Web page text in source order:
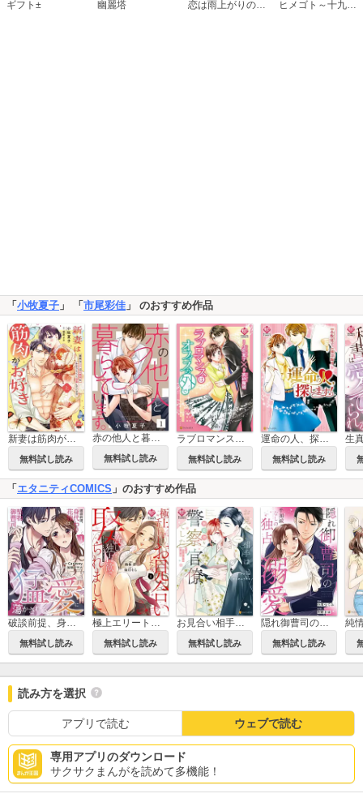
ギフト± 幽麗塔 ヒメゴト～十九歳の制服～
「小牧夏子 」 「市尾彩佳 」 のおすすめ作品
新妻は筋肉がお好き 寡黙なSPはお嬢様をわかりにくく溺愛しています【単行本版】【電子限定ペーパー付】
無料試し読み
赤の他人と暮らしています。
無料試し読み
ラブロマンスはオフィスの外で
無料試し読み
運命の人、探します！
無料試し読み
「 エタニティCOMICS 」のおすすめ作品
破談前提、身代わり花嫁は堅物御曹司の猛愛に蕩かされる
無料試し読み
極上エリートとお見合いしたら、激しい独占欲で娶られました 俺様上司と性癖が一致しています
無料試し読み
お見合い相手は無愛想な警察官僚でした 誤解まみれの溺愛婚
無料試し読み
隠れ御曹司の手加減なしの独占溺愛（分冊版）
無料試し読み
純
読み方を選択
アプリで読む ウェブで読む
専用アプリのダウンロード
サクサクまんがを読めて多機能！